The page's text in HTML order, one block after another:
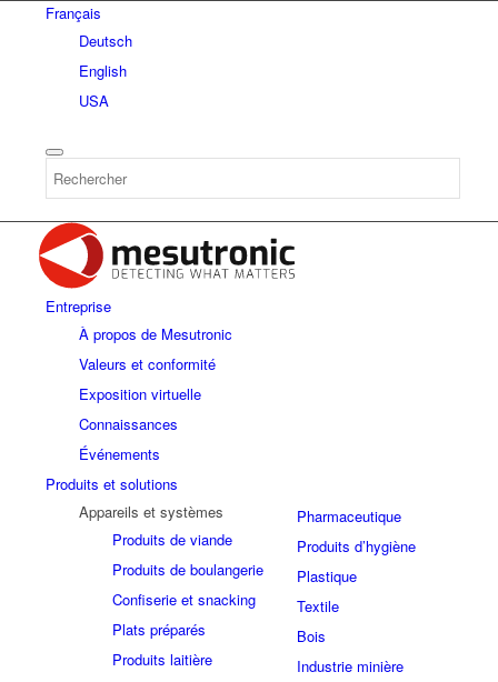
Français
Deutsch
English
USA
Entreprise
À propos de Mesutronic
Valeurs et conformité
Exposition virtuelle
Connaissances
Événements
Produits et solutions
Appareils et systèmes
Produits de viande
Produits de boulangerie
Confiserie et snacking
Plats préparés
Produits laitière
Pharmaceutique
Produits d’hygiène
Plastique
Textile
Bois
Industrie minière